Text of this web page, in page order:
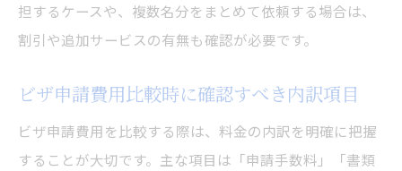
担するケースや、複数名分をまとめて依頼する場合は、
割引や追加サービスの有無も確認が必要です。
ビザ申請費用比較時に確認すべき内訳項目
ビザ申請費用を比較する際は、料金の内訳を明確に把握
することが大切です。主な項目は「申請手数料」「書類